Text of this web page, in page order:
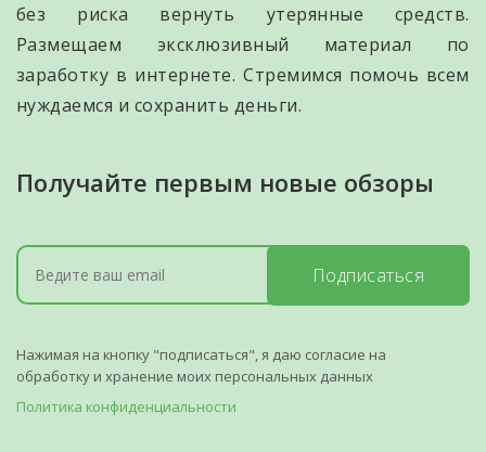
без риска вернуть утерянные средств.
Размещаем эксклюзивный материал по
заработку в интернете. Стремимся помочь всем
нуждаемся и сохранить деньги.
Получайте первым новые обзоры
Подписаться
Нажимая на кнопку "подписаться", я даю согласие на
обработку и хранение моих персональных данных
Политика конфиденциальности